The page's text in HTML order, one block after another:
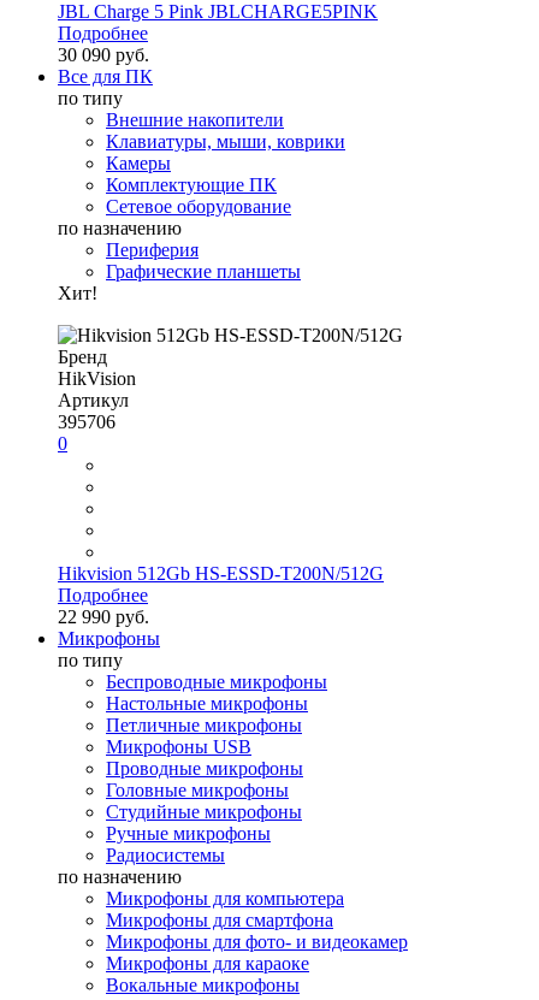
JBL Charge 5 Pink JBLCHARGE5PINK
Подробнее
30 090 руб.
Все для ПК
по типу
Внешние накопители
Клавиатуры, мыши, коврики
Камеры
Комплектующие ПК
Сетевое оборудование
по назначению
Периферия
Графические планшеты
Хит!
Бренд
HikVision
Артикул
395706
0
Hikvision 512Gb HS-ESSD-T200N/512G
Подробнее
22 990 руб.
Микрофоны
по типу
Беспроводные микрофоны
Настольные микрофоны
Петличные микрофоны
Микрофоны USB
Проводные микрофоны
Головные микрофоны
Студийные микрофоны
Ручные микрофоны
Радиосистемы
по назначению
Микрофоны для компьютера
Микрофоны для смартфона
Микрофоны для фото- и видеокамер
Микрофоны для караоке
Вокальные микрофоны